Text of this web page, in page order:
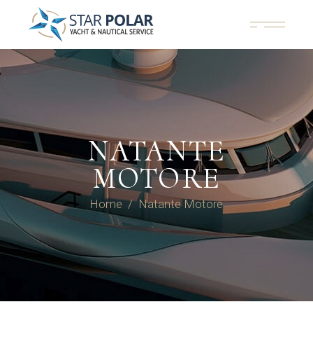
NATANTE
MOTORE
Home Natante Motore